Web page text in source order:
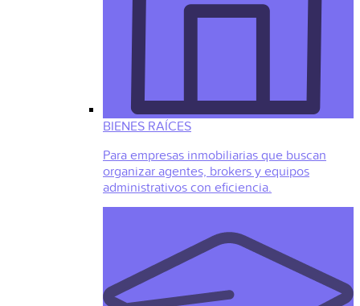
BIENES RAÍCES
Para empresas inmobiliarias que buscan
organizar agentes, brokers y equipos
administrativos con eficiencia.